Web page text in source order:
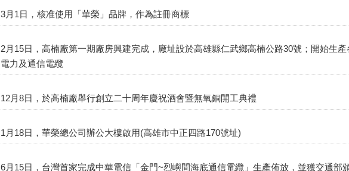
3月1日，核准使用「華榮」品牌，作為註冊商標
2月15日，高楠廠第一期廠房興建完成，廠址設於高雄縣仁武鄉高楠公路30號；開始生產
電力及通信電纜
12月8日，於高楠廠舉行創立二十周年慶祝酒會暨無氧銅開工典禮
1月18日，華榮總公司辦公大樓啟用(高雄市中正四路170號址)
6月15日，台灣首家完成中華電信「金門~烈嶼間海底通信電纜」生產佈放，並獲交通部